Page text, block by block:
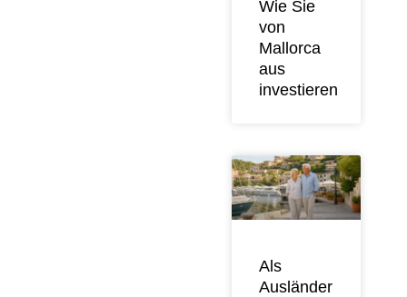
Wie Sie
von
Mallorca
aus
investieren
Als
Ausländer